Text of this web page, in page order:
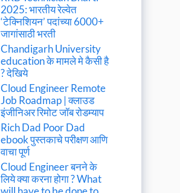
2025: भारतीय रेल्वेत
‘टेक्निशियन’ पदांच्या 6000+
जागांसाठी भरती
Chandigarh University
education के मामले मे कैसी है
? देखिये
Cloud Engineer Remote
Job Roadmap | क्लाउड
इंजीनिअर रिमोट जॉब रोडम्याप
Rich Dad Poor Dad
ebook पुस्तकाचे परीक्षण आणि
वाचा पूर्ण
Cloud Engineer बनने के
लिये क्या करना होगा ? What